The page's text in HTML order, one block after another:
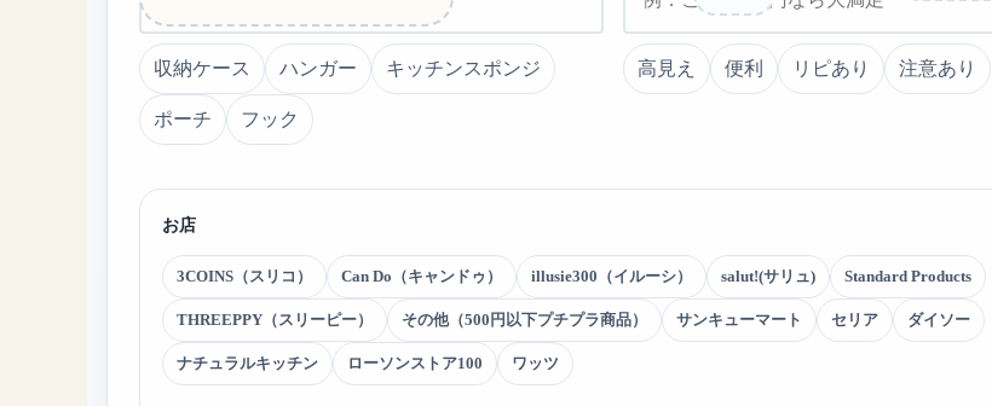
収納ケース ハンガー キッチンスポンジ
ポーチ フック
高見え 便利 リピあり 注意あり
お店
3COINS（スリコ） Can Do（キャンドゥ） illusie300（イルーシ） salut!(サリュ) Standard Products
THREEPPY（スリーピー） その他（500円以下プチプラ商品） サンキューマート セリア ダイソー
ナチュラルキッチン ローソンストア100 ワッツ